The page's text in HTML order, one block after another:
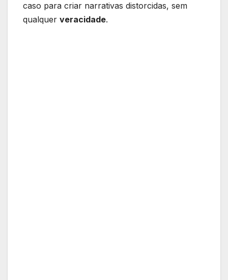
caso para criar narrativas distorcidas, sem
qualquer veracidade.